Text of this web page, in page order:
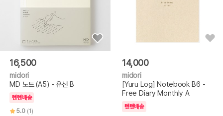
16,500
midori
MD 노트 (A5) - 유선 B
텐텐배송
5.0 (1)
14,000
midori
[Yuru Log] Notebook B6 -
Free Diary Monthly A
텐텐배송